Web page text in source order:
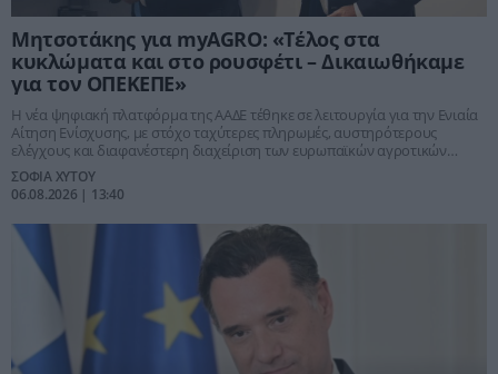
Μητσοτάκης για myAGRO: «Τέλος στα
κυκλώματα και στο ρουσφέτι – Δικαιωθήκαμε
για τον ΟΠΕΚΕΠΕ»
Η νέα ψηφιακή πλατφόρμα της ΑΑΔΕ τέθηκε σε λειτουργία για την Ενιαία
Αίτηση Ενίσχυσης, με στόχο ταχύτερες πληρωμές, αυστηρότερους
ελέγχους και διαφανέστερη διαχείριση των ευρωπαϊκών αγροτικών
πόρων.
ΣΟΦΙΑ ΧΥΤΟΥ
06.08.2026 | 13:40